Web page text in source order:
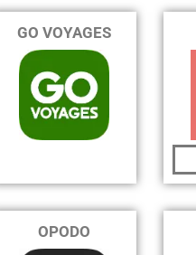
GO VOYAGES
OPODO